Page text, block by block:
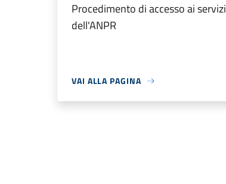
Procedimento di accesso ai servizi
dell'ANPR
VAI ALLA PAGINA